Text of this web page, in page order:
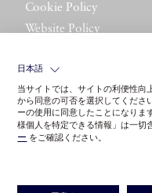
Cookie Policy
Website Policy
日本語
当サイトでは、サイトの利便性向
から同意の可否を選択してくださ
ーの使用に同意したことになりま
様個人を特定できる情報」は一切
ー をご確認ください。